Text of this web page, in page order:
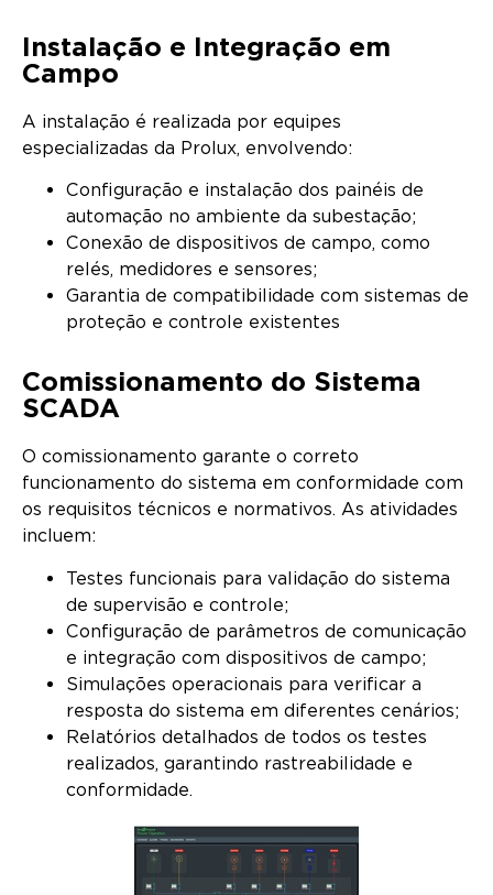
Instalação e Integração em
Campo
A instalação é realizada por equipes
especializadas da Prolux, envolvendo:
Configuração e instalação dos painéis de
automação no ambiente da subestação;
Conexão de dispositivos de campo, como
relés, medidores e sensores;
Garantia de compatibilidade com sistemas de
proteção e controle existentes
Comissionamento do Sistema
SCADA
O comissionamento garante o correto
funcionamento do sistema em conformidade com
os requisitos técnicos e normativos. As atividades
incluem:
Testes funcionais para validação do sistema
de supervisão e controle;
Configuração de parâmetros de comunicação
e integração com dispositivos de campo;
Simulações operacionais para verificar a
resposta do sistema em diferentes cenários;
Relatórios detalhados de todos os testes
realizados, garantindo rastreabilidade e
conformidade.